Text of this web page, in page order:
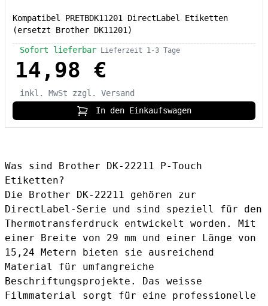
Kompatibel PRETBDK11201 DirectLabel Etiketten
(ersetzt Brother DK11201)
Sofort lieferbar Lieferzeit 1-3 Tage
14,98 €
inkl. MwSt
zzgl. Versand
In den Einkaufswagen
Was sind Brother DK-22211 P-Touch
Etiketten?
Die Brother DK-22211 gehören zur
DirectLabel-Serie und sind speziell für den
Thermotransferdruck entwickelt worden. Mit
einer Breite von 29 mm und einer Länge von
15,24 Metern bieten sie ausreichend
Material für umfangreiche
Beschriftungsprojekte. Das weisse
Filmmaterial sorgt für eine professionelle